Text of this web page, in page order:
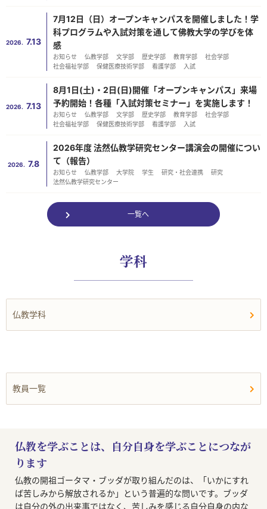
2026. 7.13
7月12日（日）オープンキャンパスを開催しました！学
科プログラムや入試対策を通して佛教大学の学びを体
感
お知らせ 仏教学部 文学部 歴史学部 教育学部
社会学部
社会福祉学部
保健医療技術学部 看護学部 入試
2026. 7.13
8月1日(土)・2日(日)開催「オープンキャンパス」来場
予約開始！各種「入試対策セミナー」を実施します！
お知らせ 仏教学部 文学部 歴史学部 教育学部
社会学部
社会福祉学部
保健医療技術学部 看護学部 入試
2026. 7.8
2026年度 法然仏教学研究センター講演会の開催につい
て（報告）
お知らせ 仏教学部 大学院 学生 研究・社会連携
研究
法然仏教学研究センター
一覧へ
学科
仏教学科
教員一覧
仏教を学ぶことは、自分自身を学ぶことにつなが
ります
仏教の開祖ゴータマ・ブッダが取り組んだのは、「いかにすれ
ば苦しみから解放されるか」という普遍的な問いです。ブッダ
は自分の外の出来事ではなく、苦しみを感じる自分自身の内な